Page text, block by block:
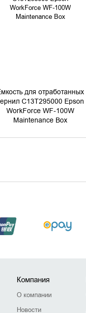
для отработанных
C13T295000 Epson
WorkForce WF-100W
Maintenance Box
Компания
О компании
Новости